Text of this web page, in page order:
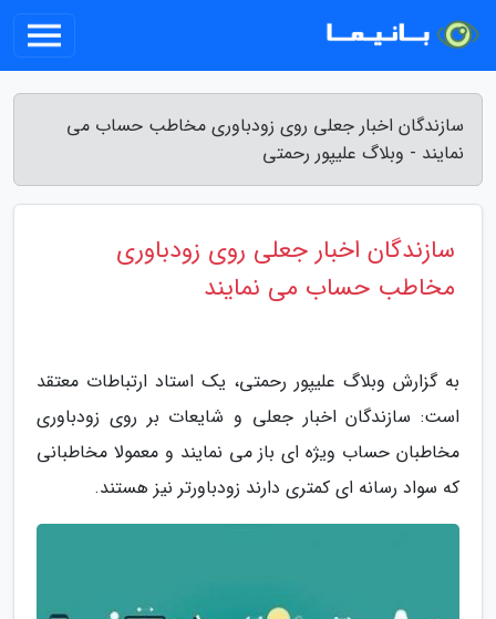
سازندگان اخبار جعلی روی زودباوری مخاطب حساب می
نمایند - وبلاگ علیپور رحمتی
سازندگان اخبار جعلی روی زودباوری
مخاطب حساب می نمایند
به گزارش وبلاگ علیپور رحمتی، یک استاد ارتباطات معتقد
است: سازندگان اخبار جعلی و شایعات بر روی زودباوری
مخاطبان حساب ویژه ای باز می نمایند و معمولا مخاطبانی
که سواد رسانه ای کمتری دارند زودباورتر نیز هستند.